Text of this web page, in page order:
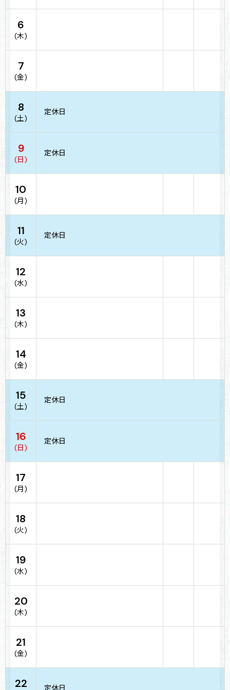
6
(木)
7
(金)
8
(土)
定休日
9
(日)
定休日
10
(月)
11
(火)
定休日
12
(水)
13
(木)
14
(金)
15
(土)
定休日
16
(日)
定休日
17
(月)
18
(火)
19
(水)
20
(木)
21
(金)
22 定休日